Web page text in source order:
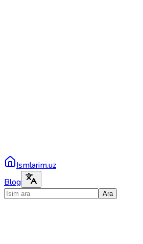
Ismlarim.uz
Blog
Ara